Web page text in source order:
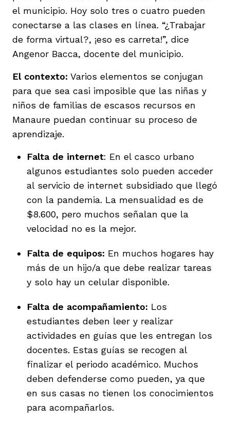
el municipio. Hoy solo tres o cuatro pueden
conectarse a las clases en línea. “¿Trabajar
de forma virtual?, ¡eso es carreta!”, dice
Angenor Bacca, docente del municipio.
El contexto: Varios elementos se conjugan
para que sea casi imposible que las niñas y
niños de familias de escasos recursos en
Manaure puedan continuar su proceso de
aprendizaje.
Falta de internet: En el casco urbano
algunos estudiantes solo pueden acceder
al servicio de internet subsidiado que llegó
con la pandemia. La mensualidad es de
$8.600, pero muchos señalan que la
velocidad no es la mejor.
Falta de equipos: En muchos hogares hay
más de un hijo/a que debe realizar tareas
y solo hay un celular disponible.
Falta de acompañamiento: Los
estudiantes deben leer y realizar
actividades en guías que les entregan los
docentes. Estas guías se recogen al
finalizar el periodo académico. Muchos
deben defenderse como pueden, ya que
en sus casas no tienen los conocimientos
para acompañarlos.